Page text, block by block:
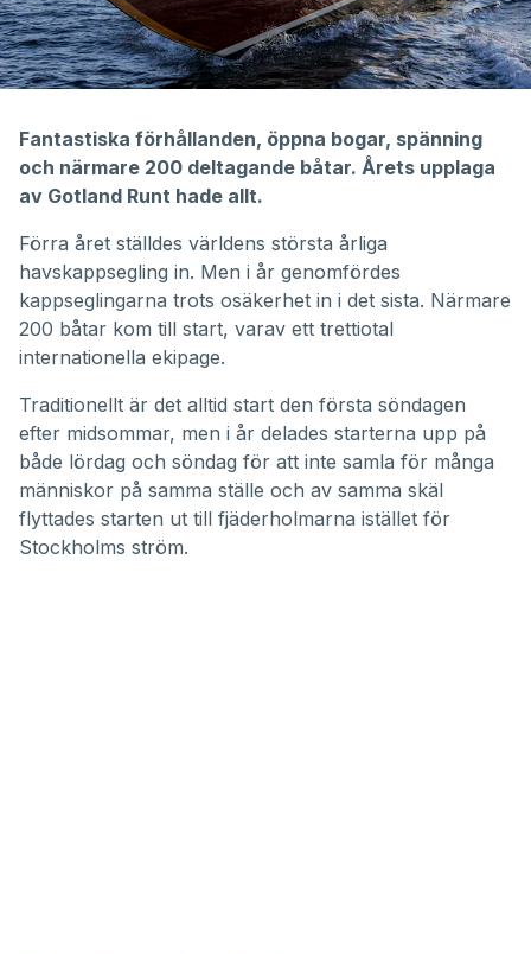
Fantastiska förhållanden, öppna bogar, spänning
och närmare 200 deltagande båtar. Årets upplaga
av Gotland Runt hade allt.
Förra året ställdes världens största årliga
havskappsegling in. Men i år genomfördes
kappseglingarna trots osäkerhet in i det sista. Närmare
200 båtar kom till start, varav ett trettiotal
internationella ekipage.
Traditionellt är det alltid start den första söndagen
efter midsommar, men i år delades starterna upp på
både lördag och söndag för att inte samla för många
människor på samma ställe och av samma skäl
flyttades starten ut till fjäderholmarna istället för
Stockholms ström.